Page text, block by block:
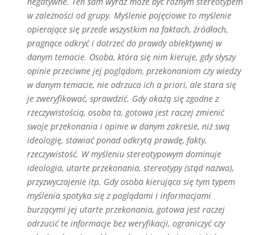
w zależności od grupy. Myślenie pojęciowe to myślenie
opierające się przede wszystkim na faktach, źródłach,
pragnące odkryć i dotrzeć do prawdy obiektywnej w
danym temacie. Osoba, która się nim kieruje, gdy słyszy
opinie przeciwne jej poglądom, przekonaniom czy wiedzy
w danym temacie, nie odrzuca ich a priori, ale stara się
je zweryfikować, sprawdzić. Gdy okażą się zgodne z
rzeczywistością, osoba ta, gotowa jest raczej zmienić
swoje przekonania i opinie w danym zakresie, niż swą
ideologię, stawiać ponad odkrytą prawdę, fakty,
rzeczywistość. W myśleniu stereotypowym dominuje
ideologia, utarte przekonania, stereotypy (stąd nazwa),
przyzwyczajenie itp. Gdy osoba kierująca się tym typem
myślenia spotyka się z poglądami i informacjami
burzącymi jej utarte przekonania, gotowa jest raczej
odrzucić te informacje bez weryfikacji, ograniczyć czy